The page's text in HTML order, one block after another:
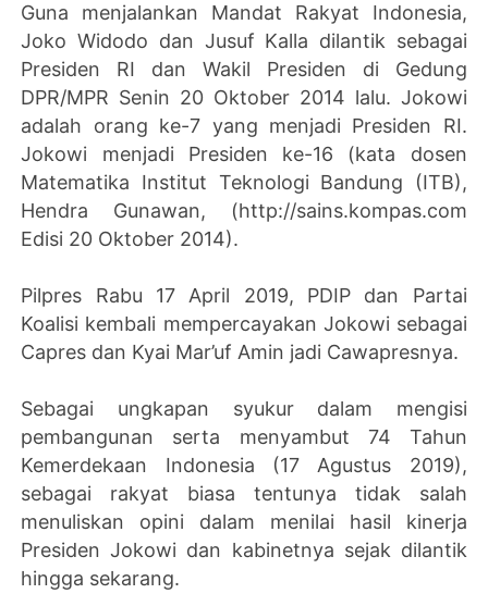
Guna menjalankan Mandat Rakyat Indonesia,
Joko Widodo dan Jusuf Kalla dilantik sebagai
Presiden RI dan Wakil Presiden di Gedung
DPR/MPR Senin 20 Oktober 2014 lalu. Jokowi
adalah orang ke-7 yang menjadi Presiden RI.
Jokowi menjadi Presiden ke-16 (kata dosen
Matematika Institut Teknologi Bandung (ITB),
Hendra Gunawan, (http://sains.kompas.com
Edisi 20 Oktober 2014).
Pilpres Rabu 17 April 2019, PDIP dan Partai
Koalisi kembali mempercayakan Jokowi sebagai
Capres dan Kyai Mar’uf Amin jadi Cawapresnya.
Sebagai ungkapan syukur dalam mengisi
pembangunan serta menyambut 74 Tahun
Kemerdekaan Indonesia (17 Agustus 2019),
sebagai rakyat biasa tentunya tidak salah
menuliskan opini dalam menilai hasil kinerja
Presiden Jokowi dan kabinetnya sejak dilantik
hingga sekarang.